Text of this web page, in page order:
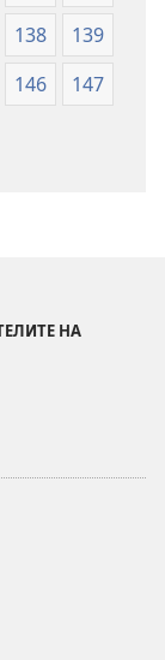
138
139
146
147
НА